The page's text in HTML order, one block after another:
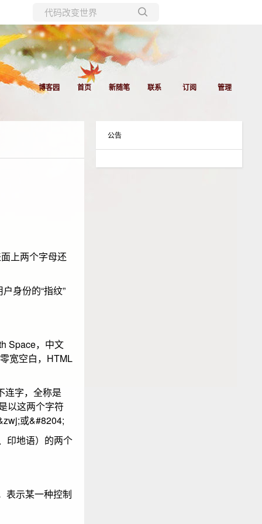
所有博客
当前博客
博客园 首页 新随笔 联系 订阅 管理
上两个字母还
身份的“指纹”
Space，中文
宽空白，HTML
连字，全称是
以这两个字符
或&#8204;
印地语）的两个
表示某一种控制
公告